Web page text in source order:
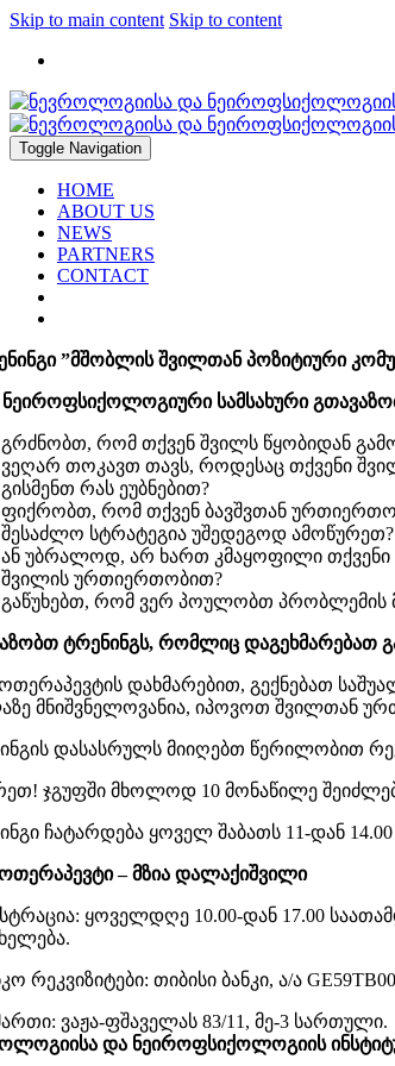
Skip to main content Skip to content
Toggle Navigation
HOME
ABOUT US
NEWS
PARTNERS
CONTACT
”მშობლის შვილთან პოზიტიური
ნეიროფსიქოლოგიური სამსახური
გრძნობთ, რომ თქვენ შვილს წყობიდან
ვეღარ თოკავთ თავს, როდესაც თქვენი
გისმენთ რას ეუბნებით?
ფიქრობთ, რომ თქვენ ბავშვთან
შესაძლო სტრატეგია უშედეგოდ ამოწურეთ?
ან უბრალოდ, არ ხართ კმაყოფილი თქვენი
შვილის ურთიერთობით?
გაწუხებთ, რომ ვერ პოულობთ პრობლემის
ტრენინგს, რომლიც დაგეხმარებათ
დახმარებით, გექნებათ
მნიშვნელოვანია, იპოვოთ შვილთან
დასასრულს მიიღებთ წერილობით
ჯგუფში მხოლოდ 10 მონაწილე
ჩატარდება ყოველ შაბათს 11-დან
– მზია დალაქიშვილი
ყოველდღე 10.00-დან 17.00
რეკვიზიტები: თიბისი ბანკი, ა/ა
ვაჟა-ფშაველას 83/11, მე-3 სართული.
და ნეიროფსიქოლოგიის